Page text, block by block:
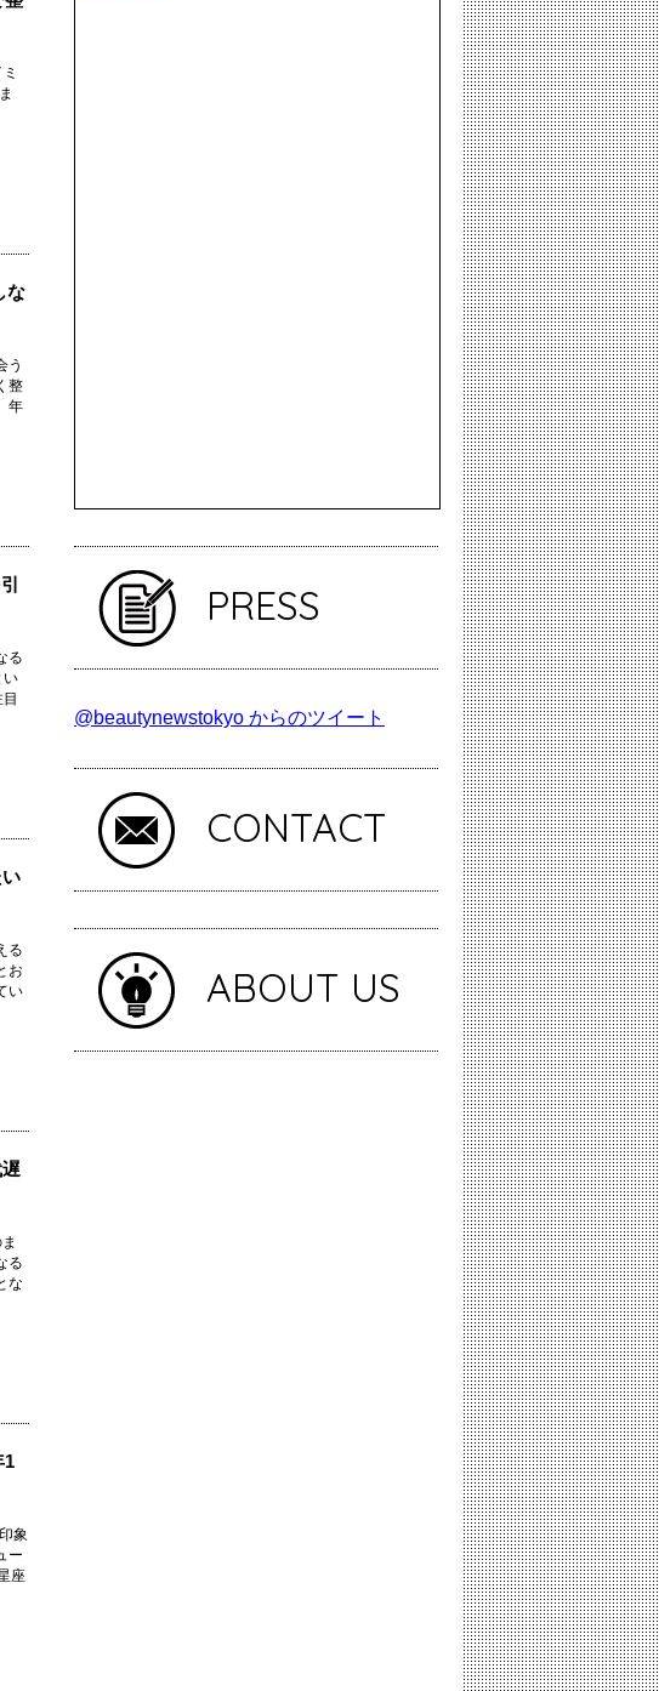
な
う
整
年
る
い
る
お
い
る
な
1
象
ー
座
PRESS
@beautynewstokyo からのツイート
CONTACT
ABOUT US